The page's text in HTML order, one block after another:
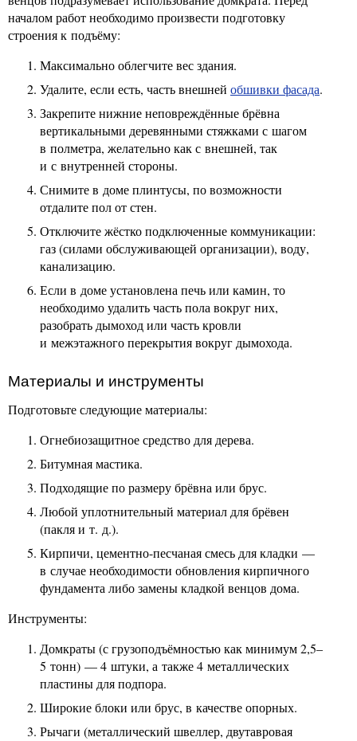
началом работ необходимо произвести подготовку
строения к подъёму:
Максимально облегчите вес здания.
Удалите, если есть, часть внешней обшивки фасада.
Закрепите нижние неповреждённые брёвна
вертикальными деревянными стяжками с шагом
в полметра, желательно как с внешней, так
и с внутренней стороны.
Снимите в доме плинтусы, по возможности
отдалите пол от стен.
Отключите жёстко подключенные коммуникации:
газ (силами обслуживающей организации), воду,
канализацию.
Если в доме установлена печь или камин, то
необходимо удалить часть пола вокруг них,
разобрать дымоход или часть кровли
и межэтажного перекрытия вокруг дымохода.
Материалы и инструменты
Подготовьте следующие материалы:
Огнебиозащитное средство для дерева.
Битумная мастика.
Подходящие по размеру брёвна или брус.
Любой уплотнительный материал для брёвен
(пакля и т. д.).
Кирпичи, цементно-песчаная смесь для кладки —
в случае необходимости обновления кирпичного
фундамента либо замены кладкой венцов дома.
Инструменты:
Домкраты (с грузоподъёмностью как минимум 2,5–
5 тонн) — 4 штуки, а также 4 металлических
пластины для подпора.
Широкие блоки или брус, в качестве опорных.
Рычаги (металлический швеллер, двутавровая